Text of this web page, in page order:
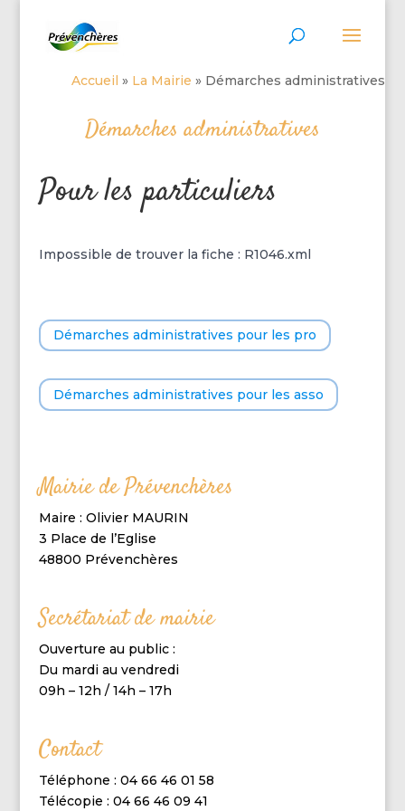
Accueil » La Mairie » Démarches administratives
Démarches administratives
Pour les particuliers
Impossible de trouver la fiche : R1046.xml
Démarches administratives pour les pro
Démarches administratives pour les asso
Mairie de Prévenchères
Maire : Olivier MAURIN
3 Place de l’Eglise
48800 Prévenchères
Secrétariat de mairie
Ouverture au public :
Du mardi au vendredi
09h – 12h / 14h – 17h
Contact
Téléphone : 04 66 46 01 58
Télécopie : 04 66 46 09 41